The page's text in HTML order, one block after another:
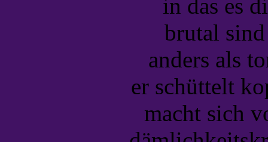
in das es
brutal
anders als
er schüttelt
macht sich